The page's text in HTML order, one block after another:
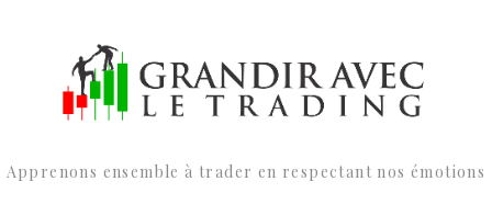
Apprenons ensemble à trader en respectant nos émotions